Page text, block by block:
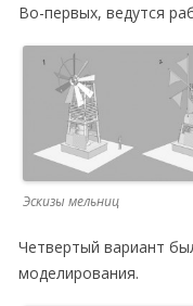
Во-первых, ведутся
Эскизы мельниц
Четвертый вариант
моделирования.